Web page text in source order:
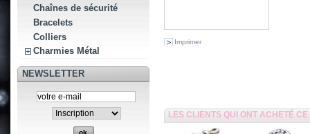
Chaînes de sécurité
Bracelets
Colliers
Charmies Métal
NEWSLETTER
Imprimer
LES CLIENTS QUI ONT ACHETÉ